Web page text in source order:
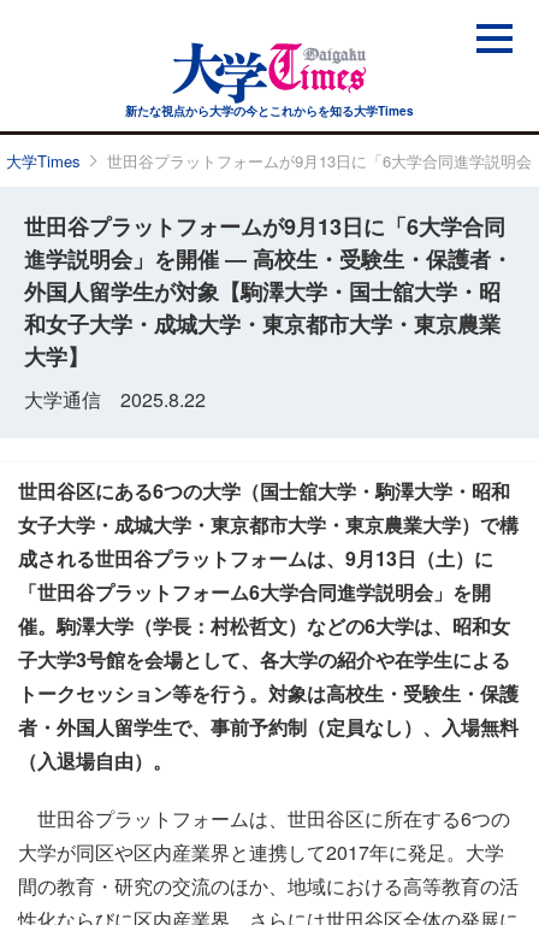
新たな視点から大学の今とこれからを知る大学Times
大学Times 世田谷プラットフォームが9月13日に「6大学合同進学説明
世田谷プラットフォームが9月13日に「6大学合同
進学説明会」を開催 ― 高校生・受験生・保護者・
外国人留学生が対象【駒澤大学・国士舘大学・昭
和女子大学・成城大学・東京都市大学・東京農業
大学】
大学通信 2025.8.22
世田谷区にある6つの大学（国士舘大学・駒澤大学・昭和
女子大学・成城大学・東京都市大学・東京農業大学）で構
成される世田谷プラットフォームは、9月13日（土）に
「世田谷プラットフォーム6大学合同進学説明会」を開
催。駒澤大学（学長：村松哲文）などの6大学は、昭和女
子大学3号館を会場として、各大学の紹介や在学生による
トークセッション等を行う。対象は高校生・受験生・保護
者・外国人留学生で、事前予約制（定員なし）、入場無料
（入退場自由）。
世田谷プラットフォームは、世田谷区に所在する6つの
大学が同区や区内産業界と連携して2017年に発足。大学
間の教育・研究の交流のほか、地域における高等教育の活